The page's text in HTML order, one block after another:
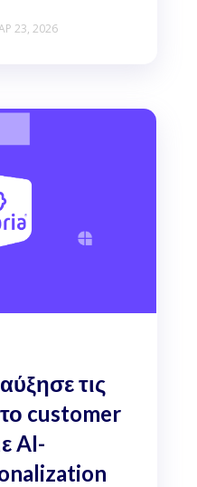
23, 2026
τις
customer
AI-